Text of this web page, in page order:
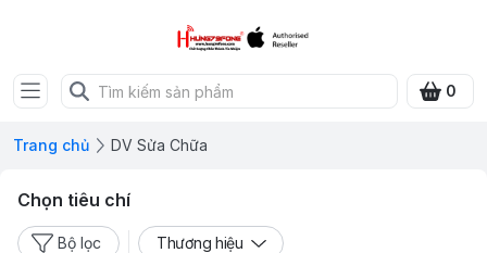
0
Trang chủ DV Sửa Chữa
Chọn tiêu chí
Bộ lọc Thương hiệu